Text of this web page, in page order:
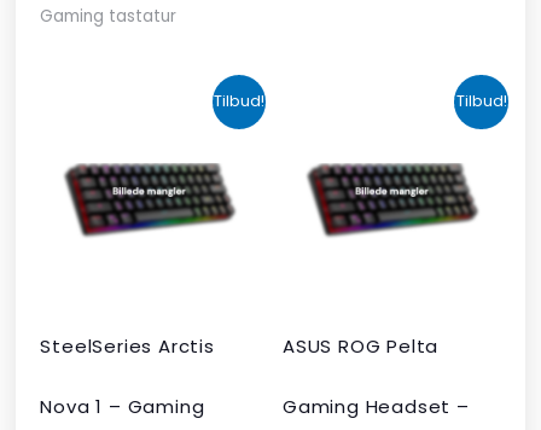
Gaming tastatur
Tilbud!
SteelSeries Arctis
Nova 1 – Gaming
oprindelige
pris
var:
kr. 424,00.
aktuelle
pris
er:
kr. 349,00.
Tilbud!
ASUS ROG Pelta
Gaming Headset –
oprindelige
pris
var:
kr.
aktuelle
pris
er:
kr. 679,00.